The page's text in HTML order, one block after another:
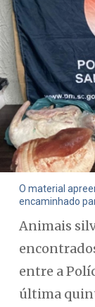
O material
encaminhado
Animais
entre a
última